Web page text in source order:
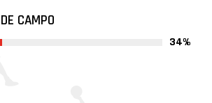
CAMPO
34%